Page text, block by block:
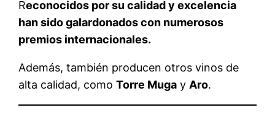
Reconocidos por su calidad y excelencia
han sido galardonados con numerosos
premios internacionales.
Además, también producen otros vinos de
alta calidad, comoTorre Muga yAro.